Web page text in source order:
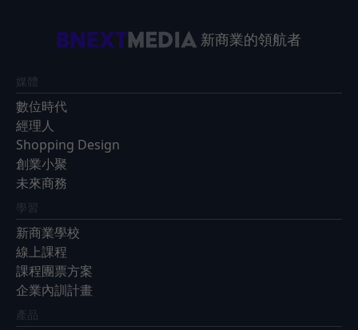
新商業的領航者
媒體
數位時代
經理人
Shopping Design
創業小聚
未來商務
學習
新商業學校
線上課程
課程團票方案
企業內訓計畫
產品